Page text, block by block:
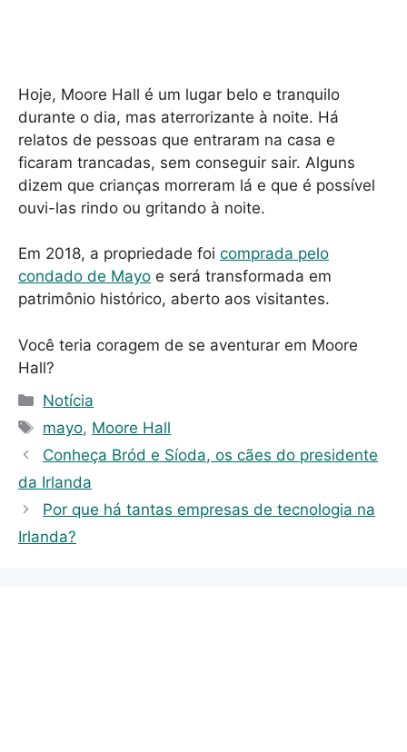
Hoje, Moore Hall é um lugar belo e tranquilo
durante o dia, mas aterrorizante à noite. Há
relatos de pessoas que entraram na casa e
ficaram trancadas, sem conseguir sair. Alguns
dizem que crianças morreram lá e que é possível
ouvi-las rindo ou gritando à noite.
Em 2018, a propriedade foi comprada pelo
condado de Mayo e será transformada em
patrimônio histórico, aberto aos visitantes.
Você teria coragem de se aventurar em Moore
Hall?
C
a
e
g
o
r
Notícia
T
a
s
mayo, Moore Hall
Conheça Bród e Síoda, os cães do presidente
da Irlanda
Por que há tantas empresas de tecnologia na
Irlanda?